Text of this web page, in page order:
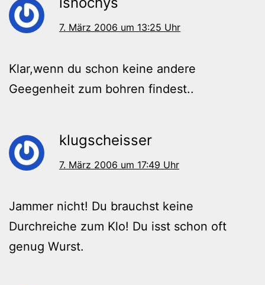
7. März 2006 um 13:25 Uhr
Klar,wenn du schon keine andere
Geegenheit zum bohren findest..
klugscheisser
7. März 2006 um 17:49 Uhr
Jammer nicht! Du brauchst keine
Durchreiche zum Klo! Du isst schon oft
genug Wurst.